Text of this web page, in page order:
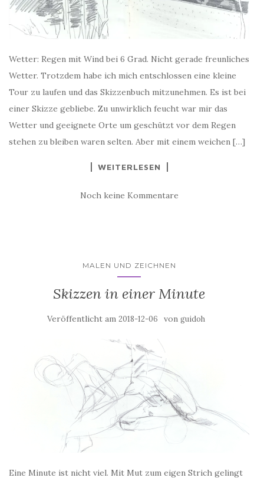
Wetter: Regen mit Wind bei 6 Grad. Nicht gerade freunliches
Wetter. Trotzdem habe ich mich entschlossen eine kleine
Tour zu laufen und das Skizzenbuch mitzunehmen. Es ist bei
einer Skizze gebliebe. Zu unwirklich feucht war mir das
Wetter und geeignete Orte um geschützt vor dem Regen
stehen zu bleiben waren selten. Aber mit einem weichen […]
WEITERLESEN
Noch keine Kommentare
MALEN UND ZEICHNEN
Skizzen in einer Minute
Veröffentlicht am 2018-12-06 von guidoh
Eine Minute ist nicht viel. Mit Mut zum eigen Strich gelingt